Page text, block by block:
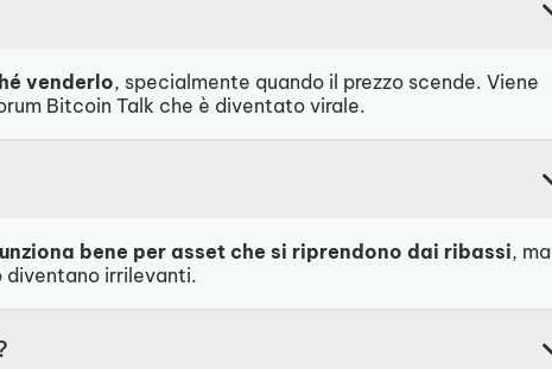
venderlo, specialmente quando il prezzo scende. Viene
Bitcoin Talk che è diventato virale.
bene per asset che si riprendono dai ribassi, ma
irrilevanti.